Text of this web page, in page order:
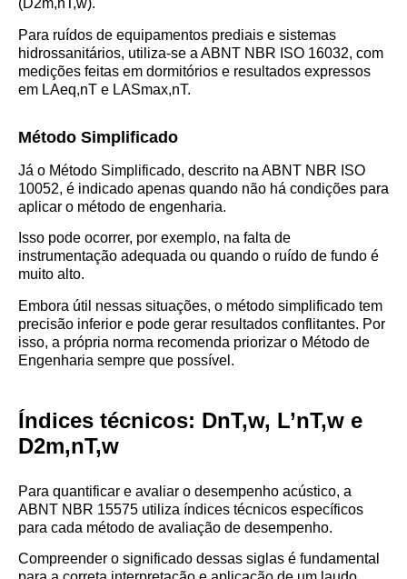
(D2m,nT,w).
Para ruídos de equipamentos prediais e sistemas
hidrossanitários, utiliza-se a ABNT NBR ISO 16032, com
medições feitas em dormitórios e resultados expressos
em LAeq,nT e LASmax,nT.
Método Simplificado
Já o Método Simplificado, descrito na ABNT NBR ISO
10052, é indicado apenas quando não há condições para
aplicar o método de engenharia.
Isso pode ocorrer, por exemplo, na falta de
instrumentação adequada ou quando o ruído de fundo é
muito alto.
Embora útil nessas situações, o método simplificado tem
precisão inferior e pode gerar resultados conflitantes. Por
isso, a própria norma recomenda priorizar o Método de
Engenharia sempre que possível.
Índices técnicos: DnT,w, L’nT,w e
D2m,nT,w
Para quantificar e avaliar o desempenho acústico, a
ABNT NBR 15575 utiliza índices técnicos específicos
para cada método de avaliação de desempenho.
Compreender o significado dessas siglas é fundamental